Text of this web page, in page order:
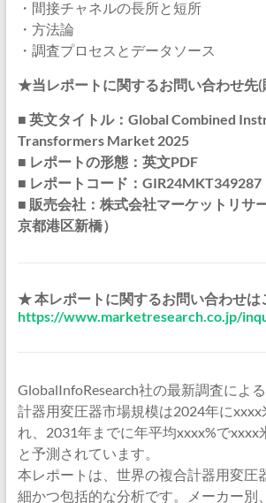
・間接チャネルの長所と短所
・方法論
・調査プロセスとデータソース
★当レポートに関するお問い合わせ先
■ 英文タイトル：Global Combined
Transformers Market 2025
■ レポートの形態：英文PDF
■ レポートコード：GIR24MKT349287
■ 販売会社：株式会社マーケットリサ
京都港区新橋）
★ 本レポートに関するお問い合わせ
https://www.marketresearch.co.jp/
GlobalInfoResearch社の最新調査によ
計器用変圧器市場規模は2024年にxxxx
れ、2031年までに年平均xxxx%でxxxx
と予測されています。
本レポートは、世界の複合計器用変圧
細かつ包括的な分析です。メーカー別